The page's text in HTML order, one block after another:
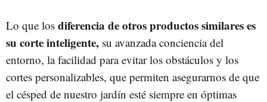
Lo que los diferencia de otros productos similares es
su corte inteligente, su avanzada conciencia del
entorno, la facilidad para evitar los obstáculos y los
cortes personalizables, que permiten asegurarnos de que
el césped de nuestro jardín esté siempre en óptimas